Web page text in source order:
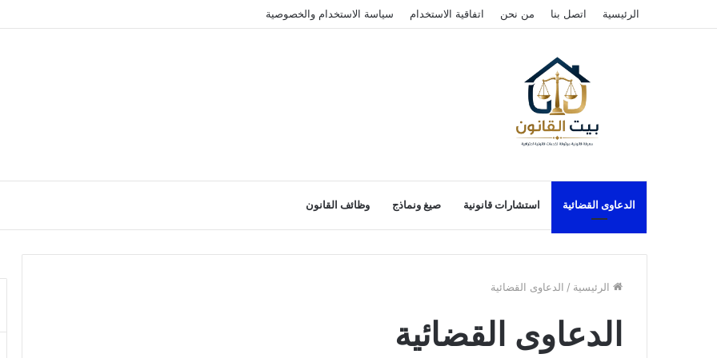
الرئيسية اتصل بنا من نحن اتفاقية الاستخدام سياسة الاستخدام والخصوصية
الدعاوى القضائية استشارات قانونية صيغ ونماذج وظائف القانون
الرئيسية / الدعاوى القضائية
الدعاوى القضائية